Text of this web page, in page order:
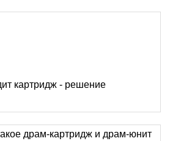
картридж - решение
драм-картридж и драм-юнит